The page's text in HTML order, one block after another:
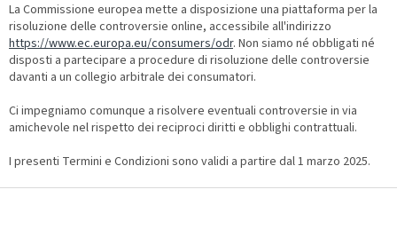
La Commissione europea mette a disposizione una piattaforma per la
risoluzione delle controversie online, accessibile all'indirizzo
https://www.ec.europa.eu/consumers/odr. Non siamo né obbligati né
disposti a partecipare a procedure di risoluzione delle controversie
davanti a un collegio arbitrale dei consumatori.
Ci impegniamo comunque a risolvere eventuali controversie in via
amichevole nel rispetto dei reciproci diritti e obblighi contrattuali.
I presenti Termini e Condizioni sono validi a partire dal 1 marzo 2025.